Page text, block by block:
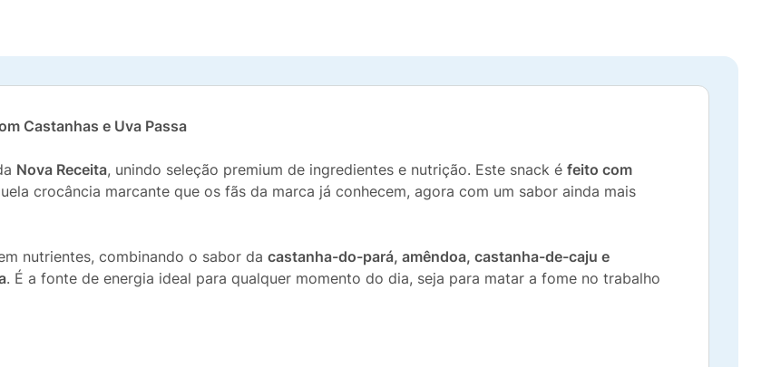
Castanhas e Uva Passa
Nova Receita, unindo seleção premium de ingredientes e nutrição. Este snack é feito com
crocância marcante que os fãs da marca já conhecem, agora com um sabor ainda mais
nutrientes, combinando o sabor da castanha-do-pará, amêndoa, castanha-de-caju e
. É a fonte de energia ideal para qualquer momento do dia, seja para matar a fome no trabalho